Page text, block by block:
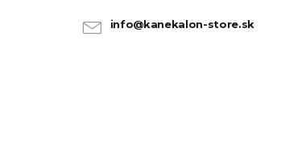
info@kanekalon-store.sk
SPÄŤ
SPÄŤ